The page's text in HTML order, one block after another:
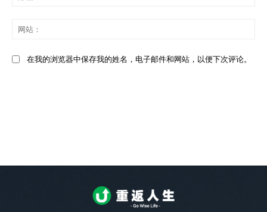
在我的浏览器中保存我的姓名，电子邮件和网站，以便下次评论。